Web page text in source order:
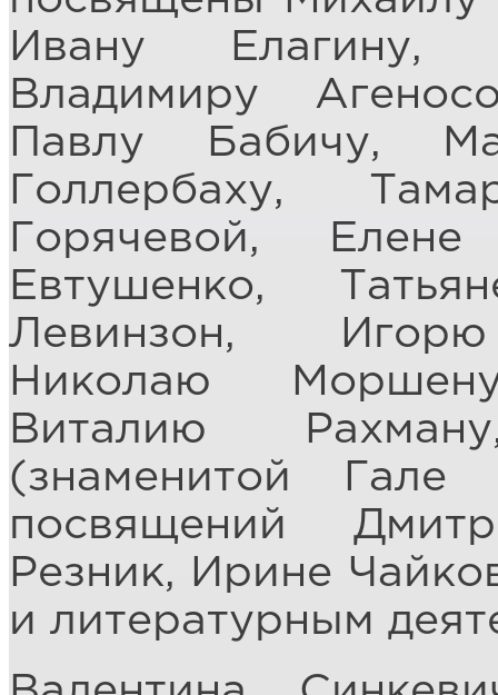
Ивану Елагину,
Владимиру
Павлу Бабичу,
Голлербаху,
Горячевой,
Евтушенко,
Левинзон, Игорю
Николаю
Виталию
(знаменитой Гале
посвящений
Резник, Ирине
и литературным